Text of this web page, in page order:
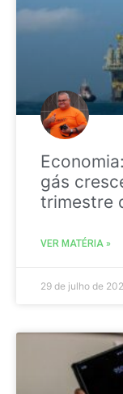
gás
trimestre
VER MATÉRIA »
29 de julho de